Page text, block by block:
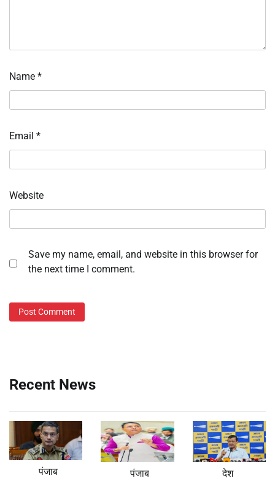
Name *
Email *
Website
Save my name, email, and website in this browser for
the next time I comment.
Recent News
पंजाब पंजाब देश